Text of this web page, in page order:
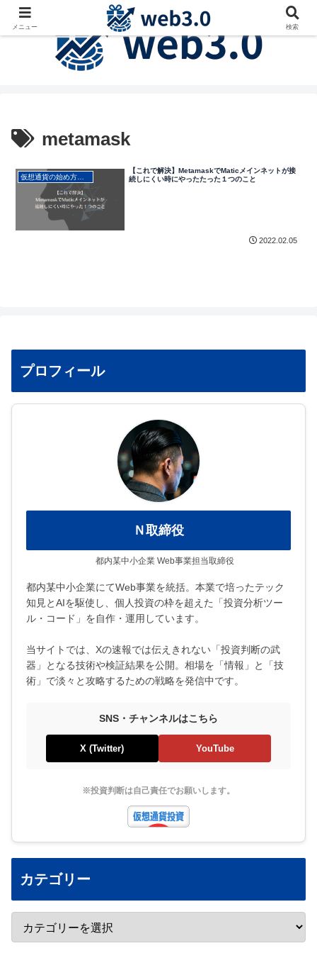
metamask
仮想通貨の始め方・初心者向け
【これで解決】MetamaskでMaticメインネットが接
続しにくい時にやったたった１つのこと
2022.02.05
プロフィール
Ｎ取締役
都内某中小企業 Web事業担当取締役
都内某中小企業にてWeb事業を統括。本業で培ったテック
知見とAIを駆使し、個人投資の枠を超えた「投資分析ツー
ル・コード」を自作・運用しています。
当サイトでは、Xの速報では伝えきれない「投資判断の武
器」となる技術や検証結果を公開。相場を「情報」と「技
術」で淡々と攻略するための戦略を発信中です。
SNS・チャンネルはこちら
X (Twitter) YouTube
※投資判断は自己責任でお願いします。
カテゴリー
メニュー 検索